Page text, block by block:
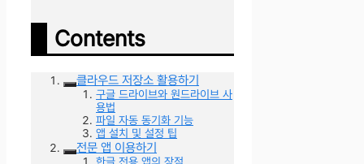
Contents
클라우드 저장소 활용하기
구글 드라이브와 원드라이브 사
용법
파일 자동 동기화 기능
앱 설치 및 설정 팁
전문 앱 이용하기